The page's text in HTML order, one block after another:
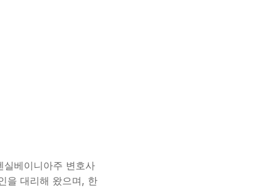
베이니아주 변호사
을 대리해 왔으며, 한